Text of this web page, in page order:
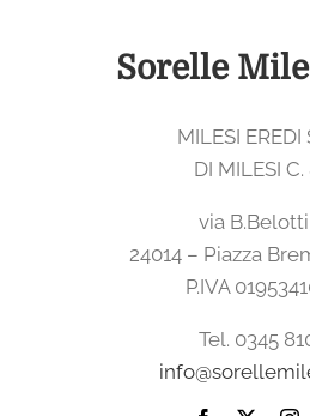
Sorelle
MILESI EREDI
DI MILESI C.
via
24014 – Piazza
P.IVA
Tel. 0345